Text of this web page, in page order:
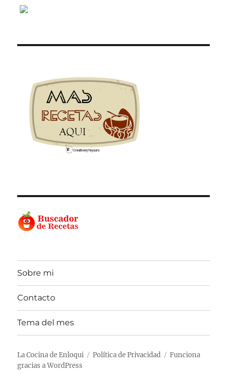
Sobre mi
Contacto
Tema del mes
La Cocina de Enloqui Política de Privacidad
Funciona
gracias a WordPress